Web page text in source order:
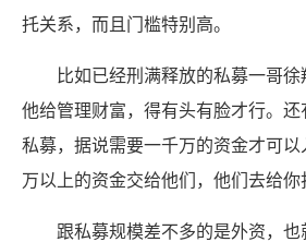
托关系，而且门槛特别高。
比如已经刑满释放的私募一哥
他给管理财富，得有头有脸才行。
私募，据说需要一千万的资金才可
万以上的资金交给他们，他们去给你
跟私募规模差不多的是外资，